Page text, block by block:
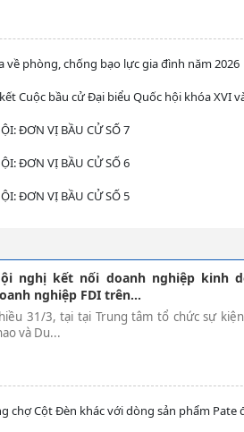
về phòng, chống bạo lực gia đình năm 2026
Cuộc bầu cử Đại biểu Quốc hội khóa XVI
ĐƠN VỊ BẦU CỬ SỐ 7
ĐƠN VỊ BẦU CỬ SỐ 6
ĐƠN VỊ BẦU CỬ SỐ 5
nghị kết nối doanh nghiệp kinh
nghiệp FDI trên...
31/3, tại tại Trung tâm tổ chức sự
và Du...
chợ Cột Đèn khác với dòng sản phẩm Pate